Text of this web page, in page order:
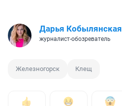
Дарья Кобылянская
журналист-обозреватель
Железногорск Клещ